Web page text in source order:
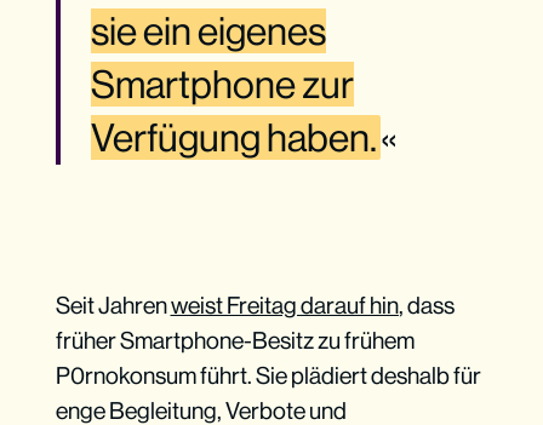
sie ein eigenes
Smartphone zur
Verfügung haben.«
Seit Jahrenweist Freitag darauf hin, dass
früher Smartphone-Besitz zu frühem
P0rnokonsum führt. Sie plädiert deshalb für
enge Begleitung, Verbote und